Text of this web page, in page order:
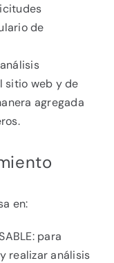
de
sitio web y de
agregada
en:
para
realizar análisis